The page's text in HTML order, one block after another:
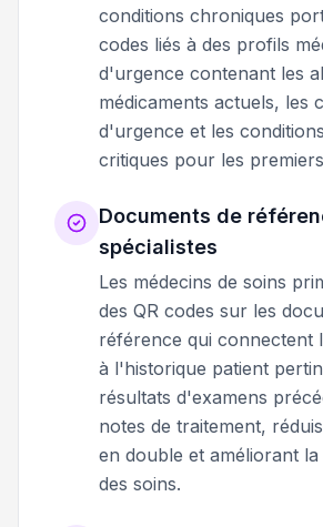
conditions chroniques
codes liés à des profils
d'urgence contenant les
médicaments actuels, les
d'urgence et les
critiques pour les
Documents de
spécialistes
Les médecins de soins
des QR codes sur les
référence qui connectent
à l'historique patient
résultats d'examens
notes de traitement,
en double et améliorant
des soins.